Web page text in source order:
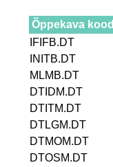
Õppekava kood
IFIFB.DT
INITB.DT
MLMB.DT
DTIDM.DT
DTITM.DT
DTLGM.DT
DTMOM.DT
DTOSM.DT